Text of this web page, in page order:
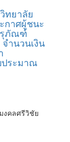
ทยาลัย
กาศผู้ชนะ
รุภัณฑ์
ำนวนเงิน
ประมาณ
งคลศรีวิชัย